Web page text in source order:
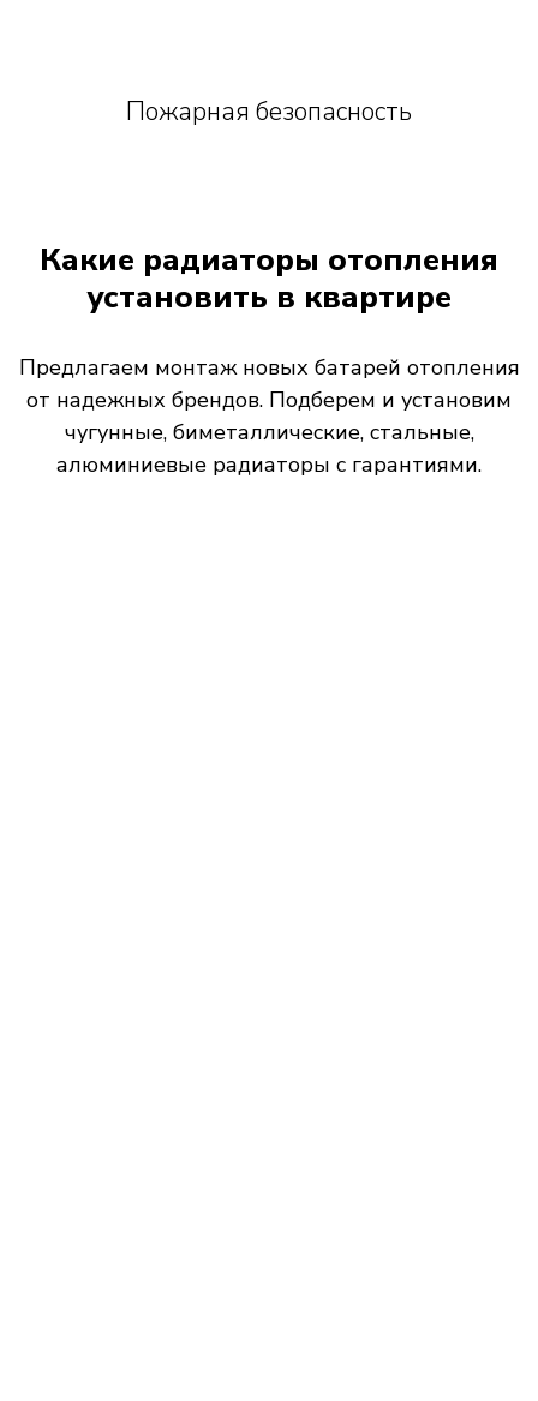
Пожарная безопасность
Какие радиаторы отопления
установить в квартире
Предлагаем монтаж новых батарей отопления
от надежных брендов. Подберем и установим
чугунные, биметаллические, стальные,
алюминиевые радиаторы с гарантиями.